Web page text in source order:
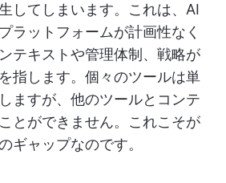
してしまいます。これは、AI
ラットフォームが計画性なく
テキストや管理体制、戦略が
指します。個々のツールは単
ますが、他のツールとコンテ
とができません。これこそが
ギャップなのです。